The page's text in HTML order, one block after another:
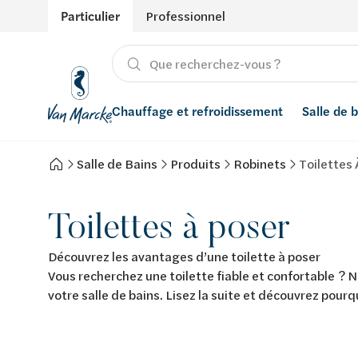
Particulier Professionnel
Chauffage et refroidissement
Chauffage
Refroidissement
Salle de
Produits
Conseils
Inspiration
Styles
Énergies renouvelables
Ventilation
Récupération de l'eau de pluie
Smart Home
Adoucisseurs d’eau
Filtres à eau
Salle de Bains Produits Robinets Toilettes
Toilettes à poser
Découvrez les avantages d’une toilette à poser
Vous recherchez une toilette fiable et confortable ?
votre salle de bains. Lisez la suite et découvrez